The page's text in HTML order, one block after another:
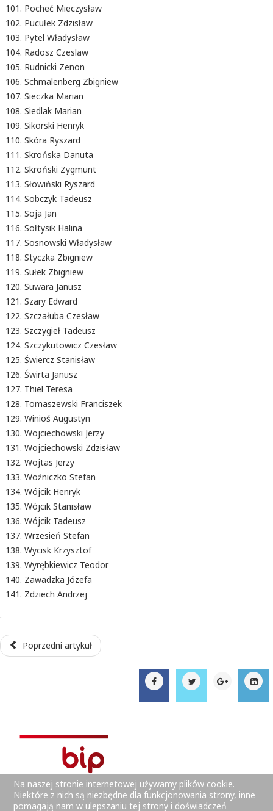
Pocheć Mieczysław
Pucułek Zdzisław
Pytel Władysław
Radosz Czeslaw
Rudnicki Zenon
Schmalenberg Zbigniew
Sieczka Marian
Siedlak Marian
Sikorski Henryk
Skóra Ryszard
Skrońska Danuta
Skroński Zygmunt
Słowiński Ryszard
Sobczyk Tadeusz
Soja Jan
Sołtysik Halina
Sosnowski Władysław
Styczka Zbigniew
Sułek Zbigniew
Suwara Janusz
Szary Edward
Szczałuba Czesław
Szczygieł Tadeusz
Szczykutowicz Czesław
Świercz Stanisław
Świrta Janusz
Thiel Teresa
Tomaszewski Franciszek
Winioś Augustyn
Wojciechowski Jerzy
Wojciechowski Zdzisław
Wojtas Jerzy
Woźniczko Stefan
Wójcik Henryk
Wójcik Stanisław
Wójcik Tadeusz
Wrzesień Stefan
Wycisk Krzysztof
Wyrębkiewicz Teodor
Zawadzka Józefa
Zdziech Andrzej
.
Poprzedni artykuł
Na naszej stronie internetowej używamy plików cookie.
Niektóre z nich są niezbędne dla funkcjonowania strony, inne
pomagają nam w ulepszaniu tej strony i doświadczeń